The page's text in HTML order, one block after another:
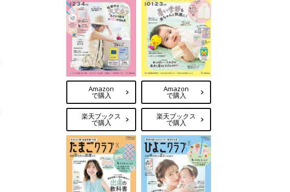
Amazon
で購入
楽天ブックス
で購入
Amazon
で購入
楽天ブックス
で購入